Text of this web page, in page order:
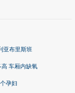
亚布里斯班
车厢内缺氧
孕妇